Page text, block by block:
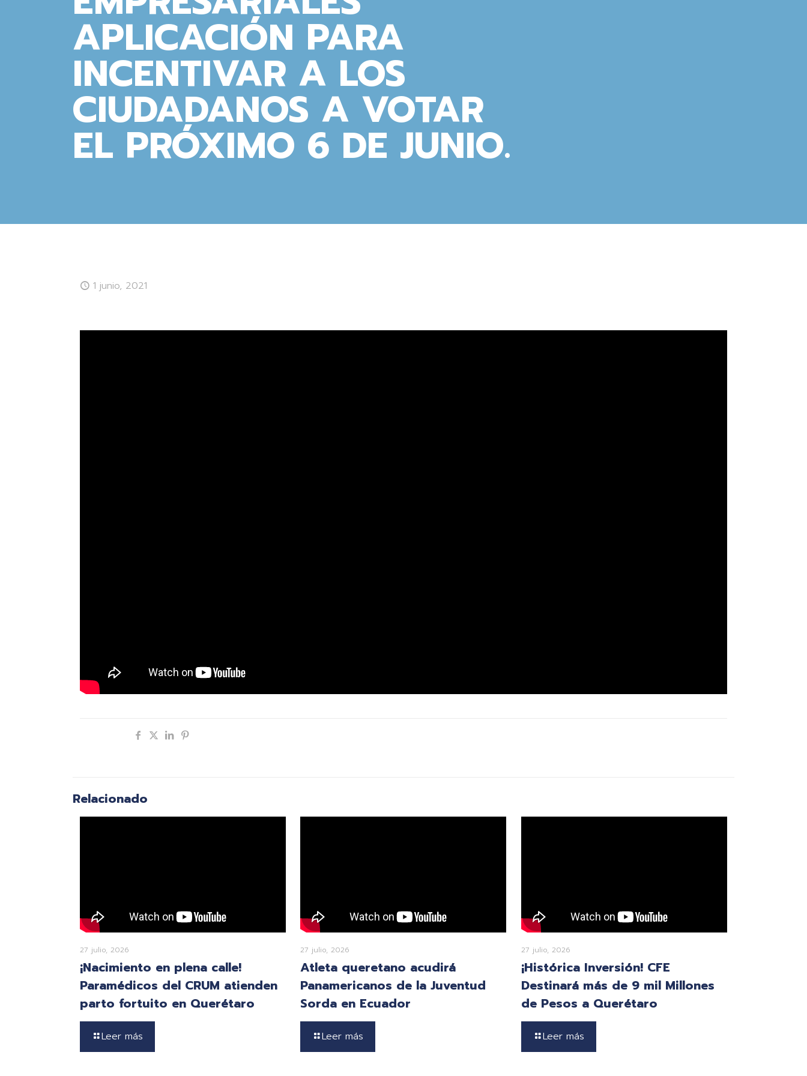
APLICACIÓN PARA
INCENTIVAR A LOS
CIUDADANOS A VOTAR
EL PRÓXIMO 6 DE JUNIO.
1 junio, 2021
Relacionado
27 julio, 2026
¡Nacimiento en plena calle!
Paramédicos del CRUM atienden
parto fortuito en Querétaro
Leer más
27 julio, 2026
Atleta queretano acudirá
Panamericanos de la Juventud
Sorda en Ecuador
Leer más
27 julio, 2026
¡Histórica Inversión! CFE
Destinará más de 9 mil Millones
de Pesos a Querétaro
Leer más